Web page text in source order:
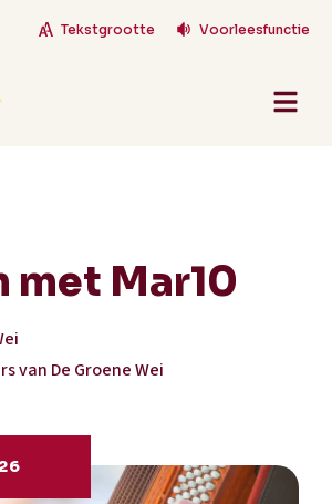
Tekstgrootte Voorleesfunctie
met Mar10
van De Groene Wei